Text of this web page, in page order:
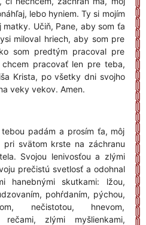
lebo hyniem. Ty si mojím
matky. Učiň, Pane, aby som ťa
miloval hriech, aby som pre
som predtým pracoval pre
pracovať len pre teba,
Krista, po všetky dni svojho
veky vekov. Amen.
padám a prosím ťa, môj
svätom krste na záchranu
Svojou lenivosťou a zlými
prečistú svetlosť a odohnal
hanebnými skutkami: lžou,
pohŕdaním, pýchou,
nečistotou, hnevom,
rečami, zlými myšlienkami,